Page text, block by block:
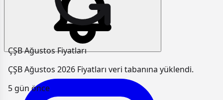
ÇŞB Ağustos Fiyatları
ÇŞB Ağustos 2026 Fiyatları veri tabanına yüklendi.
5 gün önce